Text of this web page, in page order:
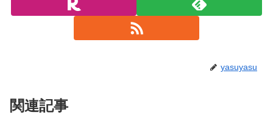
yasuyasu
関連記事